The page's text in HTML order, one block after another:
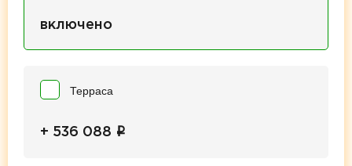
включено
Терраса
+ 536 088 i